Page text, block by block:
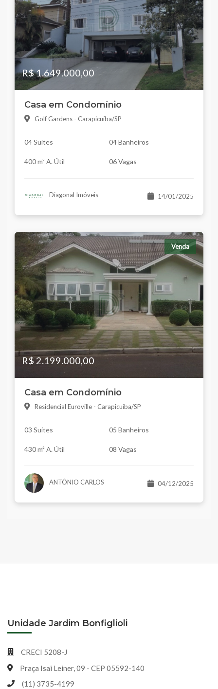
R$ 1.649.000,00
Casa em Condomínio
Golf Gardens - Carapicuíba/SP
04 Suítes 04 Banheiros
400 m² A. Útil 06 Vagas
Diagonal Imóveis 14/01/2025
Venda
R$ 2.199.000,00
Casa em Condomínio
Residencial Euroville - Carapicuíba/SP
03 Suítes 05 Banheiros
430 m² A. Útil 08 Vagas
ANTÔNIO CARLOS 04/12/2025
Unidade Jardim Bonfiglioli
CRECI 5208-J
Praça Isai Leiner, 09 - CEP 05592-140
(11) 3735-4199